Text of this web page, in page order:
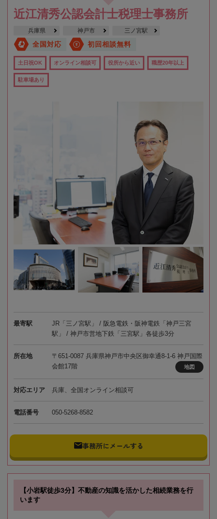
近江清秀公認会計士税理士事務所
兵庫県 神戸市 三ノ宮駅
全国対応 初回相談無料
土日祝OK オンライン相談可 役所から近い 職歴20年以上
駐車場あり
最寄駅
JR「三ノ宮駅」 / 阪急電鉄・阪神電鉄「神戸三宮
駅」 / 神戸市営地下鉄「三宮駅」各徒歩3分
所在地
〒651-0087 兵庫県神戸市中央区御幸通8-1-6 神戸国際
会館17階
地図
対応エリア 兵庫、全国オンライン相談可
電話番号 050-5268-8582
事務所にメールする
【小岩駅徒歩3分】不動産の知識を活かした相続業務を行
います